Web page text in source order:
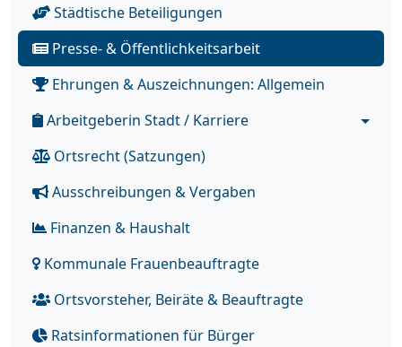
Städtische Beteiligungen
Presse- & Öffentlichkeitsarbeit
Ehrungen & Auszeichnungen: Allgemein
Arbeitgeberin Stadt / Karriere
Ortsrecht (Satzungen)
Ausschreibungen & Vergaben
Finanzen & Haushalt
Kommunale Frauenbeauftragte
Ortsvorsteher, Beiräte & Beauftragte
Ratsinformationen für Bürger